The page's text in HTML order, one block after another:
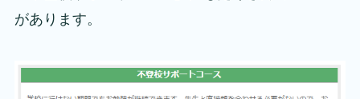
があります。